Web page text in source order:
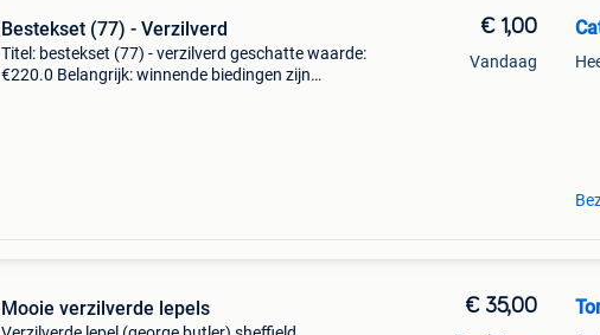
Bestekset (77) - Verzilverd
Titel: bestekset (77) - verzilverd geschatte waarde:
€220.0 Belangrijk: winnende biedingen zijn
€ 1,00
Vandaag
Mooie verzilverde lepels € 35,00